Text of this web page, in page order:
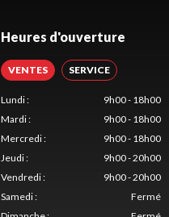
Heures d'ouverture
VENTES SERVICE
Lundi:
9h00 - 18h00
Mardi:
9h00 - 18h00
Mercredi:
9h00 - 18h00
Jeudi:
9h00 - 20h00
Vendredi:
9h00 - 20h00
Samedi:
Fermé